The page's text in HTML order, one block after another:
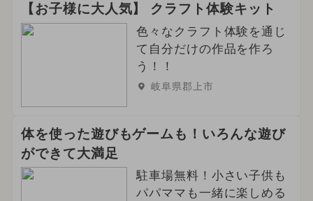
【お子様に大人気】 クラフト体験キット
色々なクラフト体験を通じ
て自分だけの作品を作ろ
う！！
岐阜県郡上市
体を使った遊びもゲームも！いろんな遊び
ができて大満足
駐車場無料！小さい子供も
パパママも一緒に楽しめる